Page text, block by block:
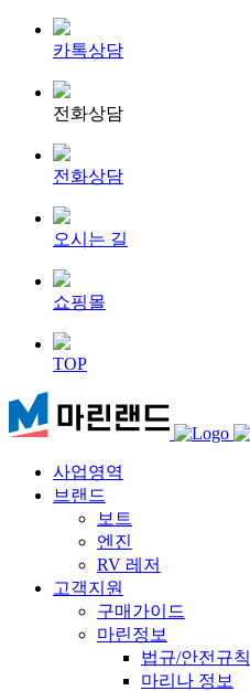
카톡상담
전화상담
전화상담
오시는 길
쇼핑몰
TOP
사업영역
브랜드
보트
엔진
RV 레저
고객지원
구매가이드
마린정보
법규/안전규칙
마리나 정보